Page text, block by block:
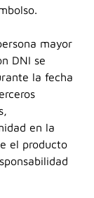
mayor
DNI se
la fecha
en la
el producto